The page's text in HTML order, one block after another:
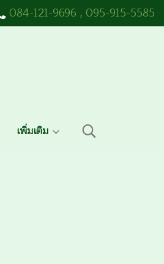
084-121-9696 , 095-915-5585
เพิ่มเติม